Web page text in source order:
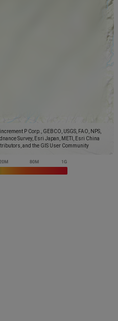
P Corp., GEBCO, USGS, FAO, NPS,
Survey, Esri Japan, METI, Esri China
and the GIS User Community